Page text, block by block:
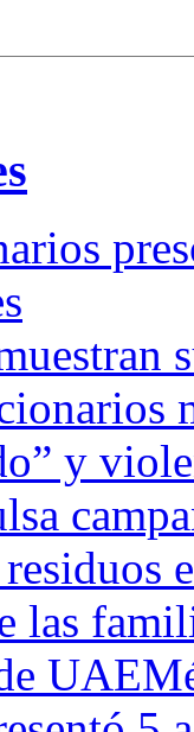
y
las